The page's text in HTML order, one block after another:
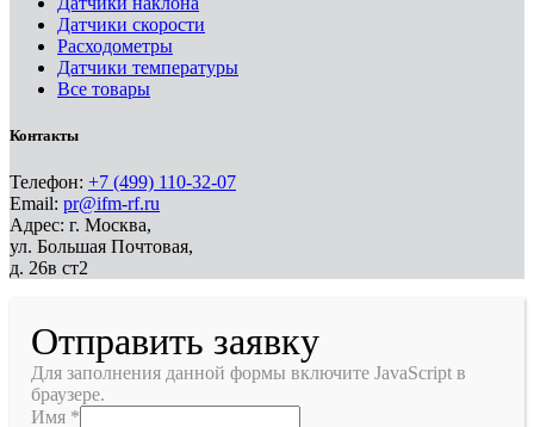
Датчики скорости
Расходометры
Датчики температуры
Все товары
Контакты
Телефон: +7 (499) 110-32-07
Email: pr@ifm-rf.ru
Адрес: г. Москва,
ул. Большая Почтовая,
д. 26в ст2
Отправить заявку
Для заполнения данной формы включите JavaScript в
браузере.
Имя *